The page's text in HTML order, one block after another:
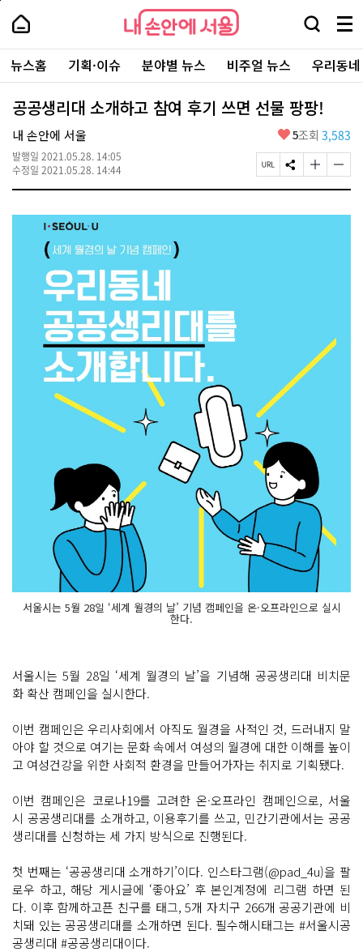
본
로
가
내
손
안
에
서
울
-
서
울
시
대
표
소
포
내
손
에
울
검
창
열
기
메
뉴
전
체
보
주
요
서
뉴스홈 기획·이슈 분야별 뉴스 비주얼 뉴스 우리동
공공생리대 소개하고 참여 후기 쓰면 선물 팡팡!
내 손안에 서울
발행일 2021.05.28. 14:05
수정일 2021.05.28. 14:44
좋
요
5조회 3,583
페
이
U
S
N
공
글
자
기
글
자
기
서울시는 5월 28일 ‘세계 월경의 날’ 기념 캠페인을 온·오프라인으로 실시
한다.
서울시는 5월 28일 ‘세계 월경의 날’을 기념해 공공생리대 비치문
화 확산 캠페인을 실시한다.
이번 캠페인은 우리사회에서 아직도 월경을 사적인 것, 드러내지 말
아야 할 것으로 여기는 문화 속에서 여성의 월경에 대한 이해를 높이
고 여성건강을 위한 사회적 환경을 만들어가자는 취지로 기획됐다.
이번 캠페인은 코로나19를 고려한 온·오프라인 캠페인으로, 서울
시 공공생리대를 소개하고, 이용후기를 쓰고, 민간기관에서는 공공
생리대를 신청하는 세 가지 방식으로 진행된다.
첫 번째는 ‘공공생리대 소개하기’이다. 인스타그램(@pad_4u)을 팔
로우 하고, 해당 게시글에 ‘좋아요’ 후 본인계정에 리그램 하면 된
다. 이후 함께하고픈 친구를 태그, 5개 자치구 266개 공공기관에 비
치돼 있는 공공생리대를 소개하면 된다. 필수해시태그는 #서울시공
공생리대 #공공생리대이다.
페
상
단
로